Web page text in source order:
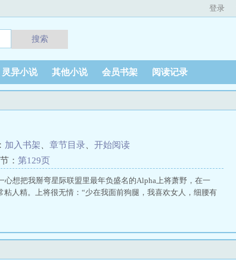
登录
搜索
灵异小说 其他小说 会员书架 阅读记录
加入书架 章节目录
开始阅读
： 第129页
想把我掰弯星际联盟里最年负盛名的Alpha上将萧野，在一
人精。上将很无情：“少在我面前狗腿，我喜欢女人，细腰有